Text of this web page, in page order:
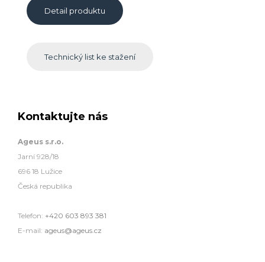
Detail produktu
Technický list ke stažení
Kontaktujte nás
Ageus s.r.o.
Jarní 928/18
696 18 Lužice
Česká republika
Telefon: +420 603 893 381
E-mail: ageus@ageus.cz